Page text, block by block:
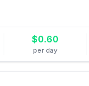
$0.60
per day